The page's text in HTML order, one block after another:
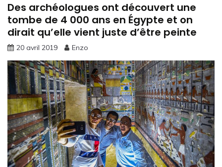
Des archéologues ont découvert une
tombe de 4 000 ans en Égypte et on
dirait qu’elle vient juste d’être peinte
20 avril 2019 Enzo